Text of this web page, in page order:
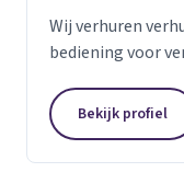
Wij verhuren
bediening voor
service.Bekijk profiel